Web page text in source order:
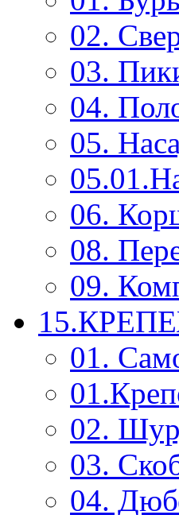
02.
03.
04.
05.
06.
08.
09.
01.
02.
03.
04.